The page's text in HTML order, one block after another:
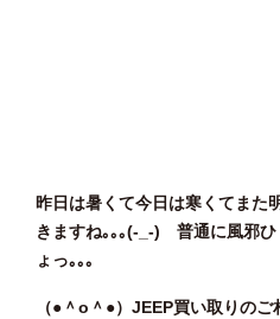
昨日は暑くて今日は寒くてまた
きますね｡｡｡(-_-) 普通に風邪ひ
ょっ｡｡｡
（●＾o ＾●）JEEP買い取りのご